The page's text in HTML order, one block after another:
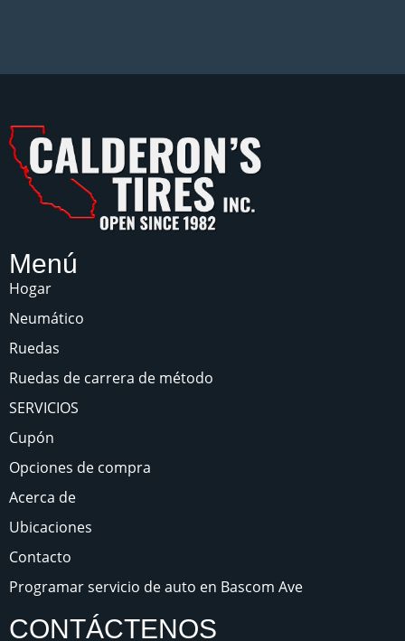
Menú
Hogar
Neumático
Ruedas
Ruedas de carrera de método
SERVICIOS
Cupón
Opciones de compra
Acerca de
Ubicaciones
Contacto
Programar servicio de auto en Bascom Ave
CONTÁCTENOS